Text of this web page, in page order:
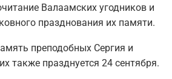
Валаамских угодников и
празднования их памяти.
преподобных Сергия и
также празднуется 24 сентября.